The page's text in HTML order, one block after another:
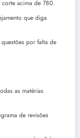
acima de 780.
que diga
por falta de
as matérias
de revisões